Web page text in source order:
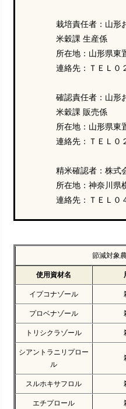
栽培責任者：山
米穀課 生産係
所在地：山形県東
連絡先：ＴＥＬ０
確認責任者：山
米穀課 販売係
所在地：山形県東
連絡先：ＴＥＬ０
精米確認者：株
所在地：神奈川県
連絡先：ＴＥＬ０
節減対象
使用資材名
イプコナゾール
プロベナゾール
トリシクラゾール
シアントラニリプロー
ル
スルホキサフロル
エチプロール